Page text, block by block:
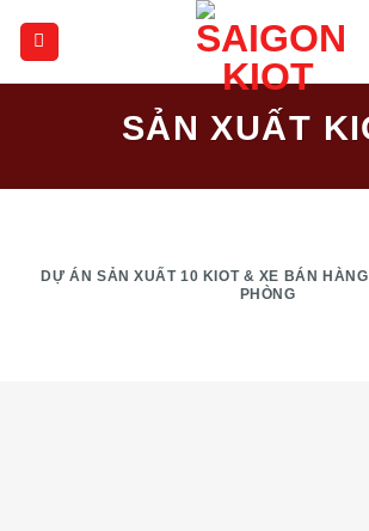
SẢN XUẤT
DỰ ÁN SẢN XUẤT 10 KIOT & XE BÁN HÀNG
PHÒNG